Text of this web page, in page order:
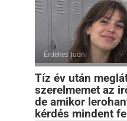
Érdekes tudni
Tíz év után
szerelmemet az
de amikor
kérdés mindent